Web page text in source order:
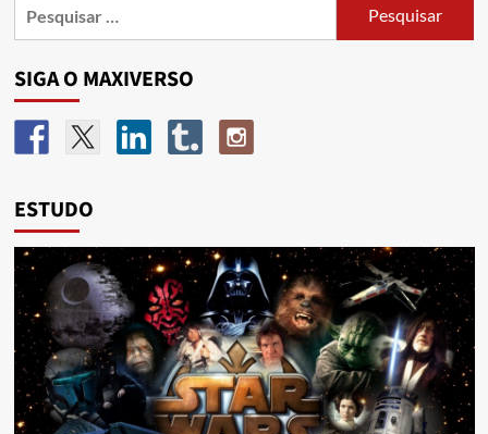
SIGA O MAXIVERSO
ESTUDO